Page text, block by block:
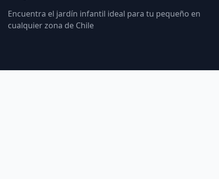
Encuentra el jardín infantil ideal para tu pequeño en
cualquier zona de Chile